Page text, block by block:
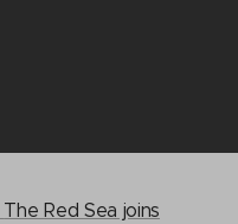
The Red Sea joins